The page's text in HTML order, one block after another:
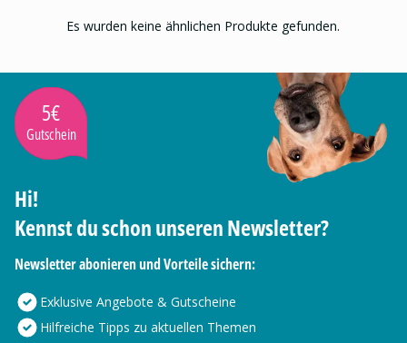
Es wurden keine ähnlichen Produkte gefunden.
5€
Gutschein
Hi!
Kennst du schon unseren Newsletter?
Newsletter abonieren und Vorteile sichern:
Exklusive Angebote & Gutscheine
Hilfreiche Tipps zu aktuellen Themen